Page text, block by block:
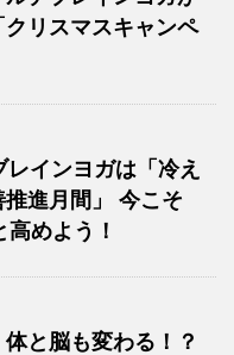
リスマスキャンペ
インヨガは「冷え
進月間」 今こそ
めよう！
と脳も変わる！？